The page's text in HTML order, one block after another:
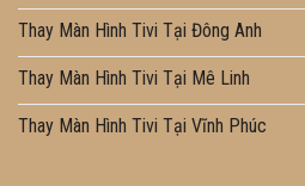
Thay Màn Hình Tivi Tại Đông Anh
Thay Màn Hình Tivi Tại Mê Linh
Thay Màn Hình Tivi Tại Vĩnh Phúc